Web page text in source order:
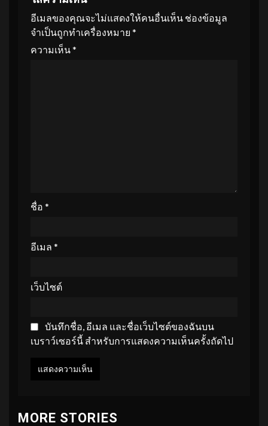
อีเมลของคุณจะไม่แสดงให้คนอื่นเห็น ช่องข้อมูล
จำเป็นถูกทำเครื่องหมาย *
ความเห็น*
ชื่อ *
อีเมล *
เว็บไซต์
บันทึกชื่อ, อีเมล และชื่อเว็บไซต์ของฉันบน
เบราว์เซอร์นี้ สำหรับการแสดงความเห็นครั้งถัดไป
MORE STORIES